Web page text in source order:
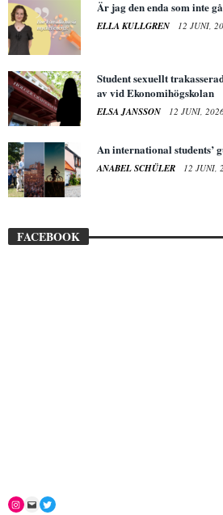
Är jag den enda som inte
ELLA KULLGREN 12 JUNI,
Student sexuellt
av vid Ekonomihögskolan
ELSA JANSSON 12 JUNI,
An international students’
ANABEL SCHÜLER 12 JUNI,
FACEBOOK